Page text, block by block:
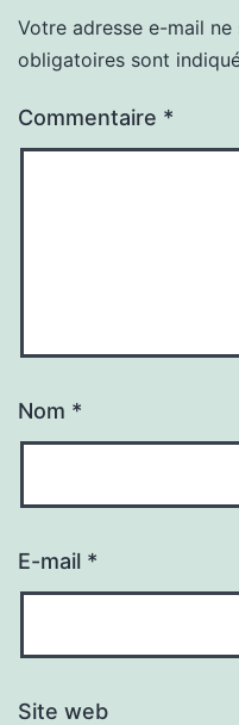
Votre adresse e-mail ne
obligatoires sont
Commentaire *
Nom *
E-mail *
Site web